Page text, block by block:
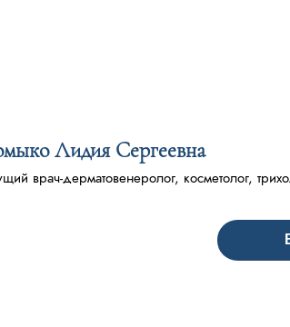
Лидия Сергеевна
врач-дерматовенеролог, косметолог,